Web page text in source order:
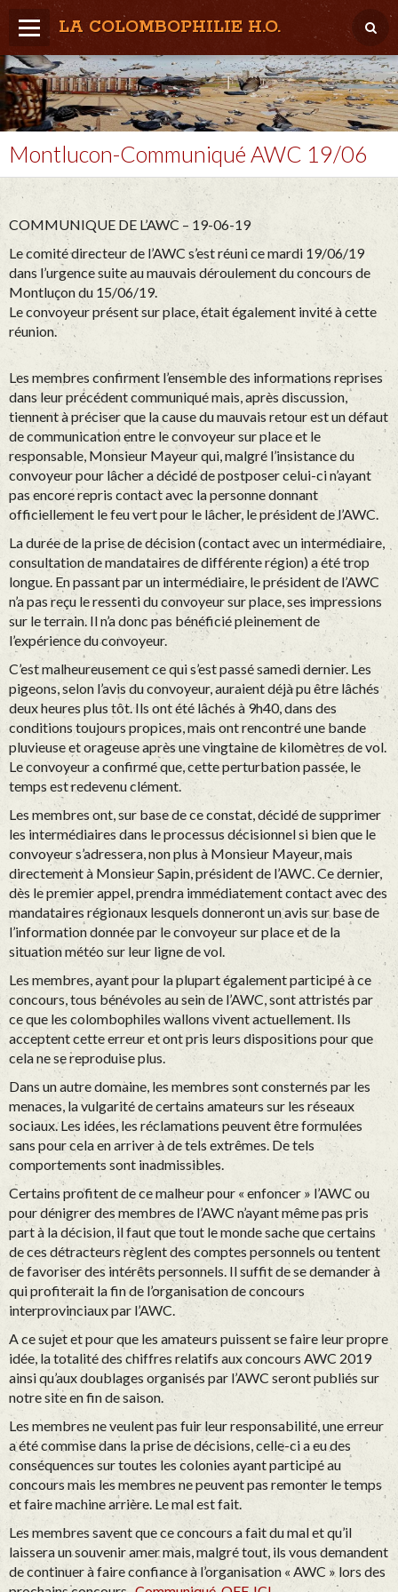
LA COLOMBOPHILIE H.O.
Home
Météo / Het weer
Lâcher / Los
Result. clubs, Provincial, (Inter)National
RFCB / KBDB
Montlucon-Communiqué AWC 19/06
COMMUNIQUE DE L’AWC – 19-06-19
Le comité directeur de l’AWC s’est réuni ce mardi 19/06/19
dans l’urgence suite au mauvais déroulement du concours de
Montluçon du 15/06/19.
Le convoyeur présent sur place, était également invité à cette
réunion.
Les membres confirment l’ensemble des informations reprises
dans leur précédent communiqué mais, après discussion,
tiennent à préciser que la cause du mauvais retour est un défaut
de communication entre le convoyeur sur place et le
responsable, Monsieur Mayeur qui, malgré l’insistance du
convoyeur pour lâcher a décidé de postposer celui-ci n’ayant
pas encore repris contact avec la personne donnant
officiellement le feu vert pour le lâcher, le président de l’AWC.
La durée de la prise de décision (contact avec un intermédiaire,
consultation de mandataires de différente région) a été trop
longue. En passant par un intermédiaire, le président de l’AWC
n’a pas reçu le ressenti du convoyeur sur place, ses impressions
sur le terrain. Il n’a donc pas bénéficié pleinement de
l’expérience du convoyeur.
C’est malheureusement ce qui s’est passé samedi dernier. Les
pigeons, selon l’avis du convoyeur, auraient déjà pu être lâchés
deux heures plus tôt. Ils ont été lâchés à 9h40, dans des
conditions toujours propices, mais ont rencontré une bande
pluvieuse et orageuse après une vingtaine de kilomètres de vol.
Le convoyeur a confirmé que, cette perturbation passée, le
temps est redevenu clément.
Les membres ont, sur base de ce constat, décidé de supprimer
les intermédiaires dans le processus décisionnel si bien que le
convoyeur s’adressera, non plus à Monsieur Mayeur, mais
directement à Monsieur Sapin, président de l’AWC. Ce dernier,
dès le premier appel, prendra immédiatement contact avec des
mandataires régionaux lesquels donneront un avis sur base de
l’information donnée par le convoyeur sur place et de la
situation météo sur leur ligne de vol.
Les membres, ayant pour la plupart également participé à ce
concours, tous bénévoles au sein de l’AWC, sont attristés par
ce que les colombophiles wallons vivent actuellement. Ils
acceptent cette erreur et ont pris leurs dispositions pour que
cela ne se reproduise plus.
Dans un autre domaine, les membres sont consternés par les
menaces, la vulgarité de certains amateurs sur les réseaux
sociaux. Les idées, les réclamations peuvent être formulées
sans pour cela en arriver à de tels extrêmes. De tels
comportements sont inadmissibles.
Certains profitent de ce malheur pour « enfoncer » l’AWC ou
pour dénigrer des membres de l’AWC n’ayant même pas pris
part à la décision, il faut que tout le monde sache que certains
de ces détracteurs règlent des comptes personnels ou tentent
de favoriser des intérêts personnels. Il suffit de se demander à
qui profiterait la fin de l’organisation de concours
interprovinciaux par l’AWC.
A ce sujet et pour que les amateurs puissent se faire leur propre
idée, la totalité des chiffres relatifs aux concours AWC 2019
ainsi qu’aux doublages organisés par l’AWC seront publiés sur
notre site en fin de saison.
Les membres ne veulent pas fuir leur responsabilité, une erreur
a été commise dans la prise de décisions, celle-ci a eu des
conséquences sur toutes les colonies ayant participé au
concours mais les membres ne peuvent pas remonter le temps
et faire machine arrière. Le mal est fait.
Les membres savent que ce concours a fait du mal et qu’il
laissera un souvenir amer mais, malgré tout, ils vous demandent
de continuer à faire confiance à l’organisation « AWC » lors des